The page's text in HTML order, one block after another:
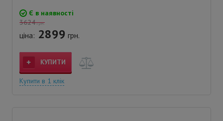
Є в наявності
3624грн.
ціна: 2899 грн.
КУПИТИ
Купити в 1 клік